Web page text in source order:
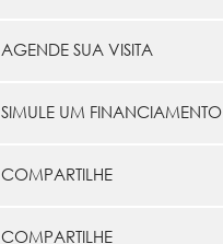
AGENDE SUA VISITA
SIMULE UM FINANCIAMENTO
COMPARTILHE
COMPARTILHE